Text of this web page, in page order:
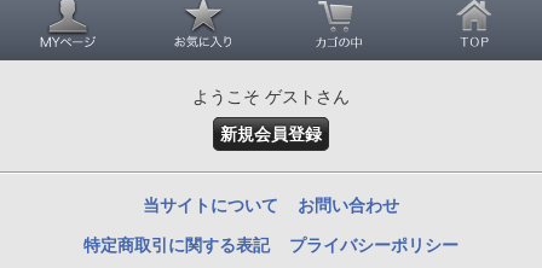
ようこそ ゲストさん
新規会員登録
当サイトについて お問い合わせ
特定商取引に関する表記 プライバシーポリシー